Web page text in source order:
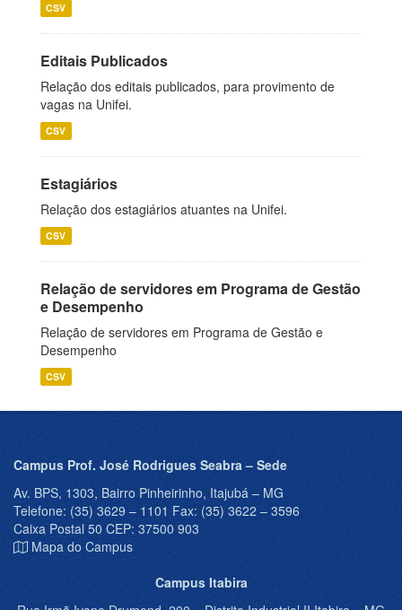
CSV
Editais Publicados
Relação dos editais publicados, para provimento de
vagas na Unifei.
CSV
Estagiários
Relação dos estagiários atuantes na Unifei.
CSV
Relação de servidores em Programa de Gestão
e Desempenho
Relação de servidores em Programa de Gestão e
Desempenho
CSV
Campus Prof. José Rodrigues Seabra – Sede
Av. BPS, 1303, Bairro Pinheirinho, Itajubá – MG
Telefone: (35) 3629 – 1101 Fax: (35) 3622 – 3596
Caixa Postal 50 CEP: 37500 903
Mapa do Campus
Campus Itabira